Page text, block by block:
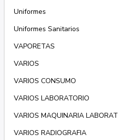
Uniformes
Uniformes Sanitarios
VAPORETAS
VARIOS
VARIOS CONSUMO
VARIOS LABORATORIO
VARIOS MAQUINARIA LABORAT
VARIOS RADIOGRAFIA